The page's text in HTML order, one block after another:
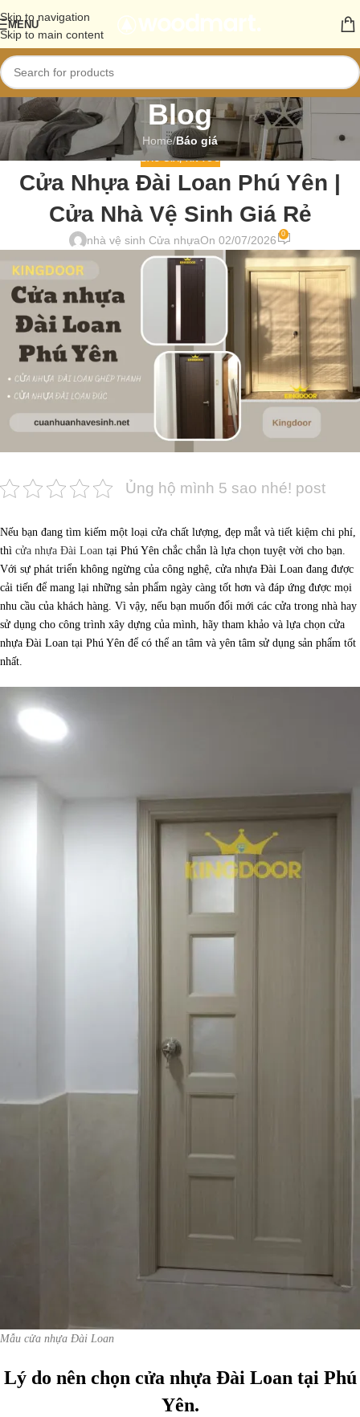
Skip to navigation
Skip to main content
MENU
Blog
Home/Báo giá
BÁO GIÁ,TIN TỨC
Cửa Nhựa Đài Loan Phú Yên |
Cửa Nhà Vệ Sinh Giá Rẻ
nhà vệ sinh Cửa nhựaOn 02/07/2026 0
Ủng hộ mình 5 sao nhé! post
Nếu bạn đang tìm kiếm một loại cửa chất lượng, đẹp mắt và tiết kiệm chi phí,
thì cửa nhựa Đài Loan tại Phú Yên chắc chắn là lựa chọn tuyệt vời cho bạn.
Với sự phát triển không ngừng của công nghệ, cửa nhựa Đài Loan đang được
cải tiến để mang lại những sản phẩm ngày càng tốt hơn và đáp ứng được mọi
nhu cầu của khách hàng. Vì vậy, nếu bạn muốn đổi mới các cửa trong nhà hay
sử dụng cho công trình xây dựng của mình, hãy tham khảo và lựa chọn cửa
nhựa Đài Loan tại Phú Yên để có thể an tâm và yên tâm sử dụng sản phẩm tốt
nhất.
Mẫu cửa nhựa Đài Loan
Lý do nên chọn cửa nhựa Đài Loan tại Phú
Yên.